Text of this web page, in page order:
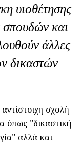
υιοθέτησης
και
άλλες
δικαστών
σχολή
όπως "δικαστική
αλλά και